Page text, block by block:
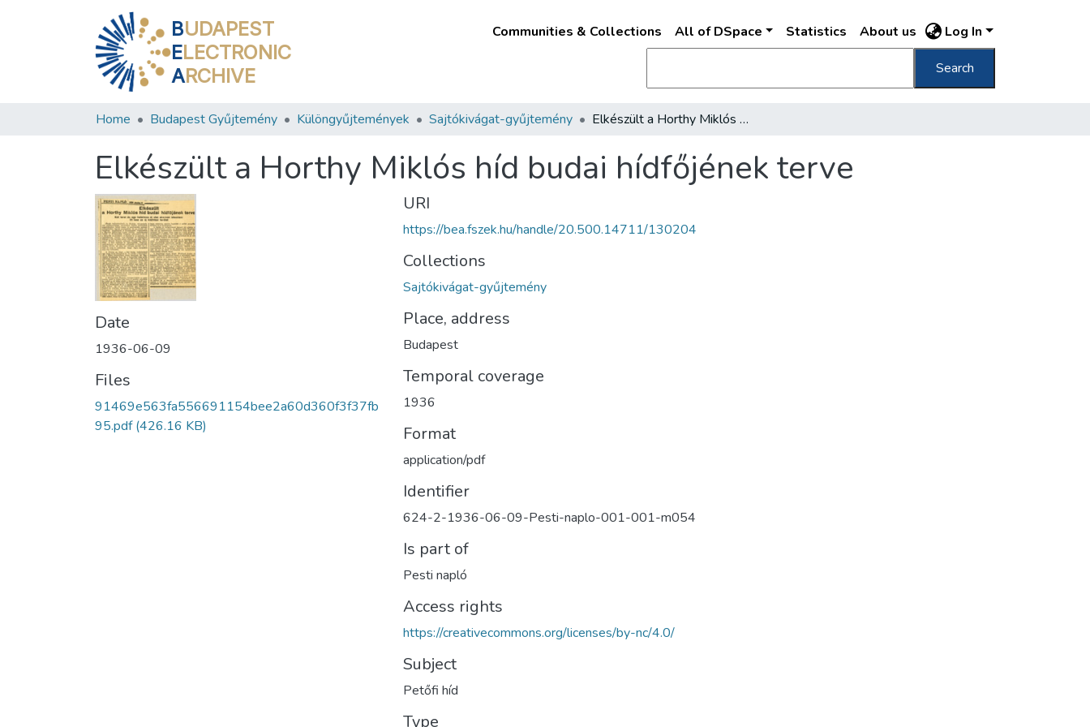
BUDAPEST
ELECTRONIC
ARCHIVE
Communities & Collections All of DSpace Statistics About us Log In
Search
Home Budapest Gyűjtemény Különgyűjtemények Sajtókivágat-gyűjtemény Elkészült a Horthy Miklós híd budai hídfőjének terve
Elkészült a Horthy Miklós híd budai hídfőjének terve
Date
1936-06-09
Files
91469e563fa556691154bee2a60d360f3f37fb
95.pdf(426.16 KB)
URI
https://bea.fszek.hu/handle/20.500.14711/130204
Collections
Sajtókivágat-gyűjtemény
Place, address
Budapest
Temporal coverage
1936
Format
application/pdf
Identifier
624-2-1936-06-09-Pesti-naplo-001-001-m054
Is part of
Pesti napló
Access rights
https://creativecommons.org/licenses/by-nc/4.0/
Subject
Petőfi híd
Type